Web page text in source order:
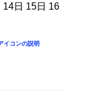
14日 15日 16
イコンの説明